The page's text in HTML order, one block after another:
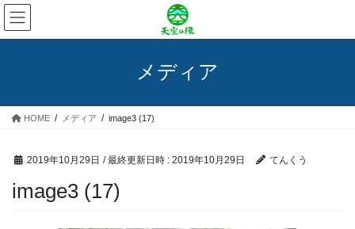
コ
ン
テ
ス
ナ
ビ
ゲ
ン
メディア
HOME メディア image3 (17)
2019年10月29日 / 最終更新日時 : 2019年10月29日 てんくう
image3 (17)